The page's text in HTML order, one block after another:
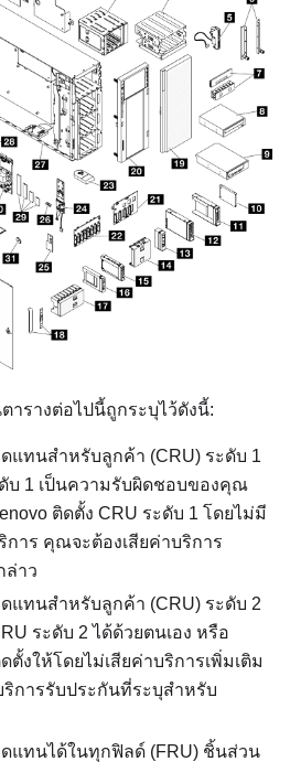
ารางต่อไปนี้ถูกระบุไว้ดังนี้:
แทนสำหรับลูกค้า (CRU) ระดับ 1
บ 1 เป็นความรับผิดชอบของคุณ
ติดตั้ง CRU ระดับ 1 โดยไม่มี
าร คุณจะต้องเสียค่าบริการ
ล่าว
แทนสำหรับลูกค้า (CRU) ระดับ 2
ระดับ 2 ได้ด้วยตนเอง หรือ
ตั้งให้โดยไม่เสียค่าบริการเพิ่มเติม
การรับประกันที่ระบุสำหรับ
แทนได้ในทุกฟิลด์ (FRU) ชิ้นส่วน